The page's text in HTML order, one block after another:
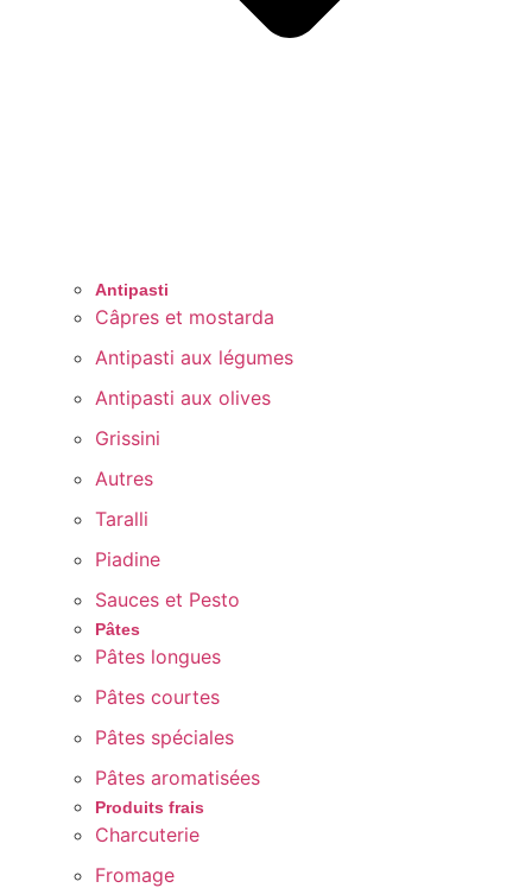
Antipasti
Câpres et mostarda
Antipasti aux légumes
Antipasti aux olives
Grissini
Autres
Taralli
Piadine
Sauces et Pesto
Pâtes
Pâtes longues
Pâtes courtes
Pâtes spéciales
Pâtes aromatisées
Produits frais
Charcuterie
Fromage